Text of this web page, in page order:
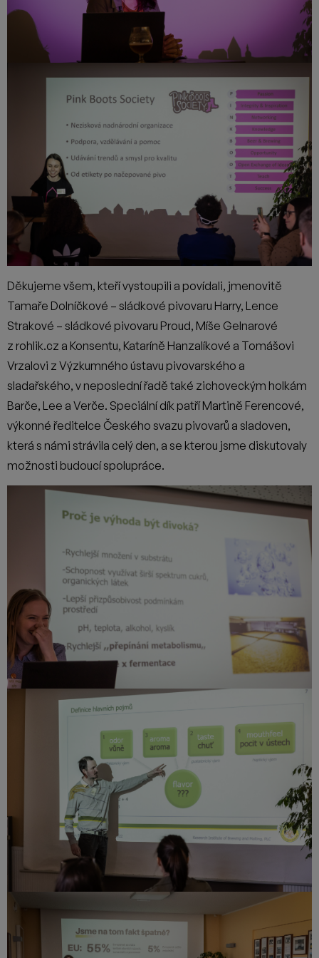
Děkujeme všem, kteří vystoupili a povídali, jmenovitě
Tamaře Dolníčkové – sládkové pivovaru Harry, Lence
Strakové – sládkové pivovaru Proud, Míše Gelnarové
z rohlik.cz a Konsentu, Kataríně Hanzalíkové a Tomášovi
Vrzalovi z Výzkumného ústavu pivovarského a
sladařského, v neposlední řadě také zichoveckým holkám
Barče, Lee a Verče. Speciální dík patří Martině Ferencové,
výkonné ředitelce Českého svazu pivovarů a sladoven,
která s námi strávila celý den, a se kterou jsme diskutovaly
možnosti budoucí spolupráce.